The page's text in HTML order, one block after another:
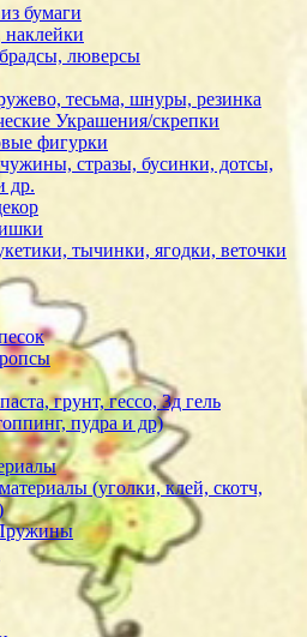
бумаги
люверсы
тесьма, шнуры, резинка
Украшения/скрепки
фигурки
стразы, бусинки, дотсы,
др.
тычинки, ягодки, веточки
грунт, гессо, 3д гель
пудра и др)
(уголки, клей, скотч,